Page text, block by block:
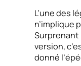
L’une des
n’implique
Surprenant
version,
donné